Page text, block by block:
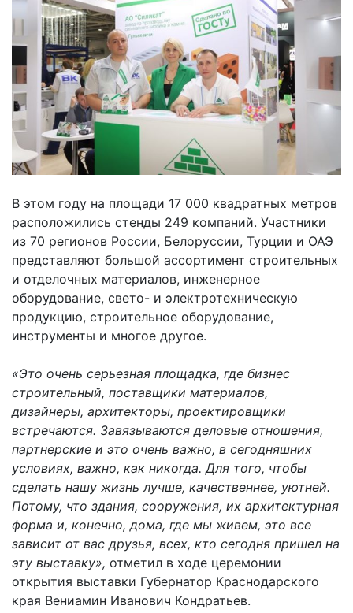
В этом году на площади 17 000 квадратных метров
расположились стенды 249 компаний. Участники
из 70 регионов России, Белоруссии, Турции и ОАЭ
представляют большой ассортимент строительных
и отделочных материалов, инженерное
оборудование, свето- и электротехническую
продукцию, строительное оборудование,
инструменты и многое другое.
«Это очень серьезная площадка, где бизнес
строительный, поставщики материалов,
дизайнеры, архитекторы, проектировщики
встречаются. Завязываются деловые отношения,
партнерские и это очень важно, в сегодняшних
условиях, важно, как никогда. Для того, чтобы
сделать нашу жизнь лучше, качественнее, уютней.
Потому, что здания, сооружения, их архитектурная
форма и, конечно, дома, где мы живем, это все
зависит от вас друзья, всех, кто сегодня пришел на
эту выставку», отметил в ходе церемонии
открытия выставки Губернатор Краснодарского
края Вениамин Иванович Кондратьев.